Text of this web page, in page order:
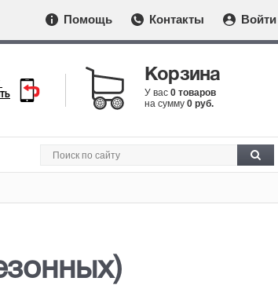
Помощь Контакты Войти
Корзина
У вас 0 товаров
на сумму 0 руб.